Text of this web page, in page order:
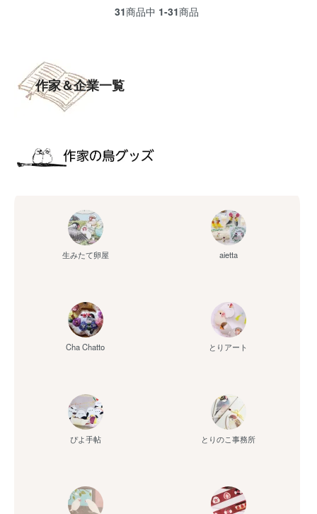
31商品中 1-31商品
作家＆企業一覧
生みたて卵屋 aietta
Cha Chatto とりアート
ぴよ手帖 とりのこ事務所